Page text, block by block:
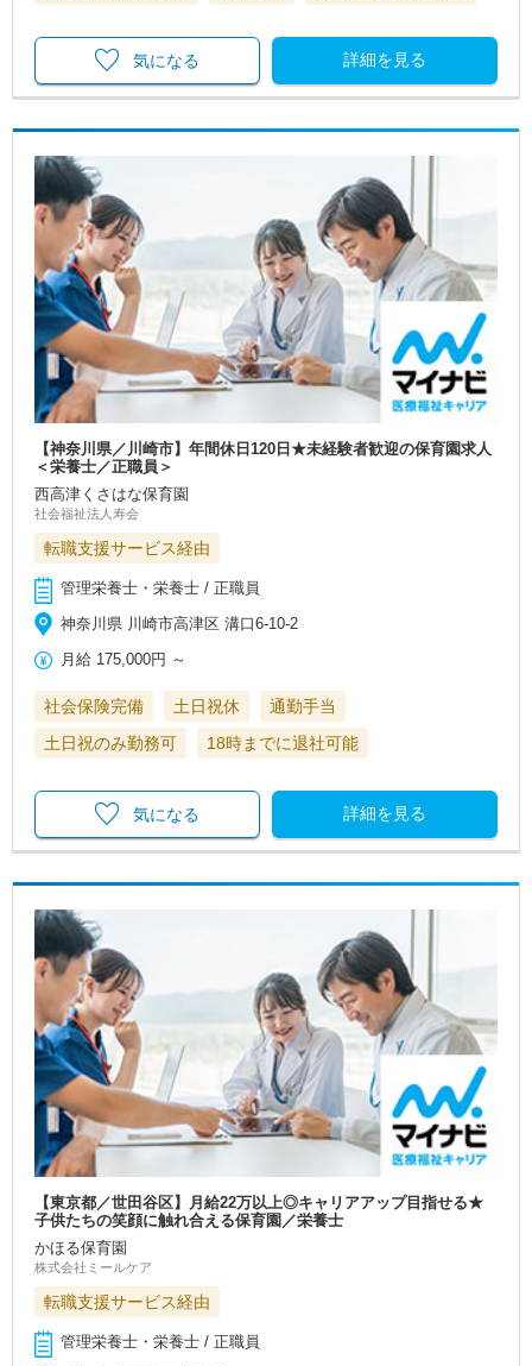
詳細を見る
気になる
【神奈川県／川崎市】年間休日120日★未経験者歓迎の保育園求人
＜栄養士／正職員＞
西高津くさはな保育園
社会福祉法人寿会
転職支援サービス経由
管理栄養士・栄養士 / 正職員
神奈川県 川崎市高津区 溝口6-10-2
月給 175,000円 ～
社会保険完備 土日祝休
通勤手当
土日祝のみ勤務可
18時までに退社可能
詳細を見る
気になる
【東京都／世田谷区】月給22万以上◎キャリアアップ目指せる★
子供たちの笑顔に触れ合える保育園／栄養士
かほる保育園
株式会社ミールケア
転職支援サービス経由
管理栄養士・栄養士 / 正職員